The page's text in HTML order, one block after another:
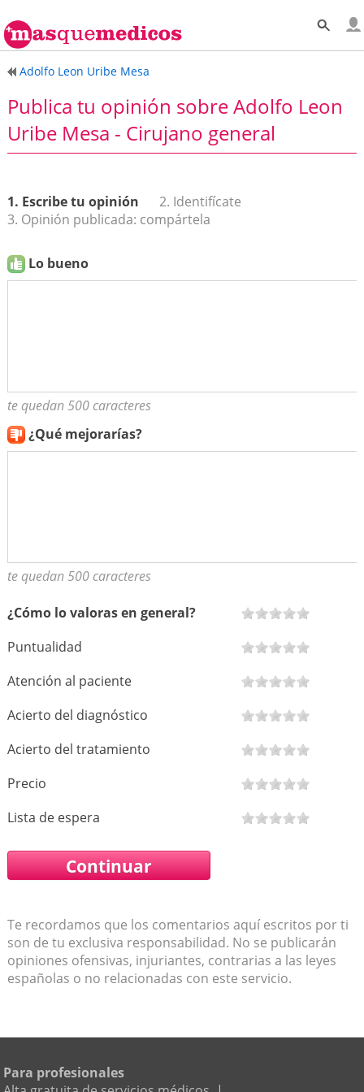
Adolfo Leon Uribe Mesa
Publica tu opinión sobre Adolfo Leon
Uribe Mesa - Cirujano general
1. Escribe tu opinión
2. Identifícate
3. Opinión publicada: compártela
Lo bueno
te quedan 500 caracteres
¿Qué mejorarías?
te quedan 500 caracteres
¿Cómo lo valoras en general?
Puntualidad
Atención al paciente
Acierto del diagnóstico
Acierto del tratamiento
Precio
Lista de espera
Te recordamos que los comentarios aquí escritos por ti
son de tu exclusiva responsabilidad. No se publicarán
opiniones ofensivas, injuriantes, contrarias a las leyes
españolas o no relacionadas con este servicio.
Para profesionales